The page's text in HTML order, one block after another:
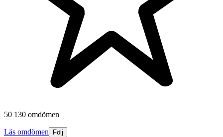
50 130 omdömen
Läs omdömen Följ